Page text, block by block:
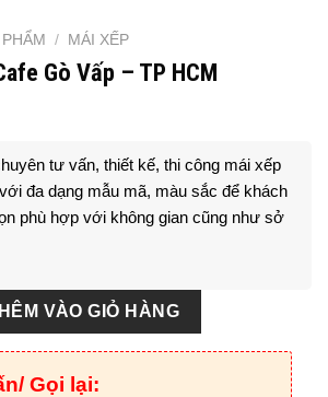
/ MÁI XẾP
Gò Vấp – TP HCM
tư vấn, thiết kế, thi công mái xếp
đa dạng mẫu mã, màu sắc để khách
phù hợp với không gian cũng như sở
Vấp - TP HCM số lượng
VÀO GIỎ HÀNG
Gọi lại: